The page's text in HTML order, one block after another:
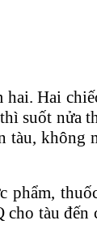
Hai
suốt nửa
tàu, không
tàu đến